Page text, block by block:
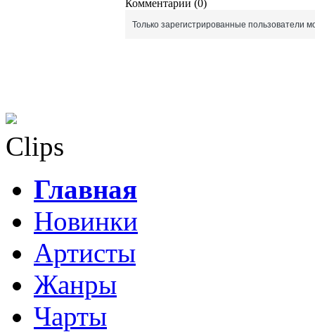
Комментарии (0)
Только зарегистрированные пользователи
Clips
Главная
Новинки
Артисты
Жанры
Чарты